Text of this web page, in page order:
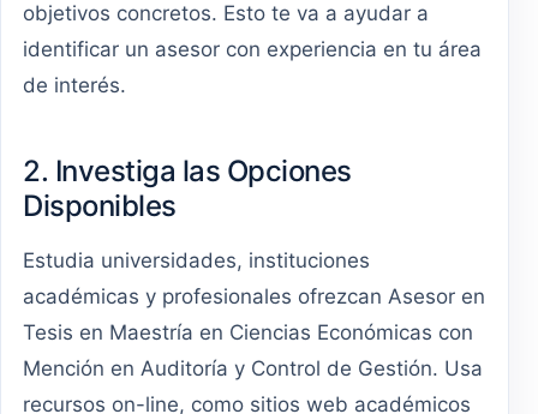
objetivos concretos. Esto te va a ayudar a
identificar un asesor con experiencia en tu área
de interés.
2. Investiga las Opciones
Disponibles
Estudia universidades, instituciones
académicas y profesionales ofrezcan Asesor en
Tesis en Maestría en Ciencias Económicas con
Mención en Auditoría y Control de Gestión. Usa
recursos on-line, como sitios web académicos